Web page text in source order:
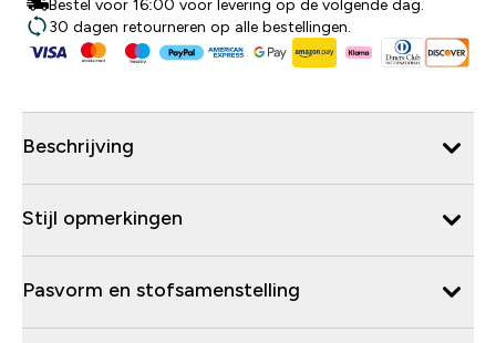
Bestel voor 16:00 voor levering op de volgende dag.
30 dagen retourneren op alle bestellingen.
Beschrijving
Stijl opmerkingen
Pasvorm en stofsamenstelling